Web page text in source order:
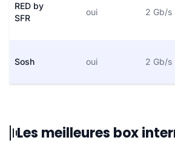
RED by
SFR
oui 2 Gb/s
Sosh oui 2 Gb/s
Les meilleures box